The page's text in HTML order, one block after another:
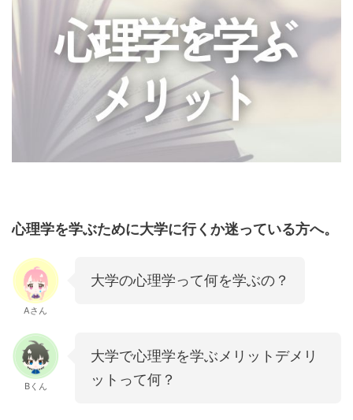
心理学を学ぶために大学に行くか迷っている方へ。
Aさん
大学の心理学って何を学ぶの？
Bくん
大学で心理学を学ぶメリットデメリ
ットって何？